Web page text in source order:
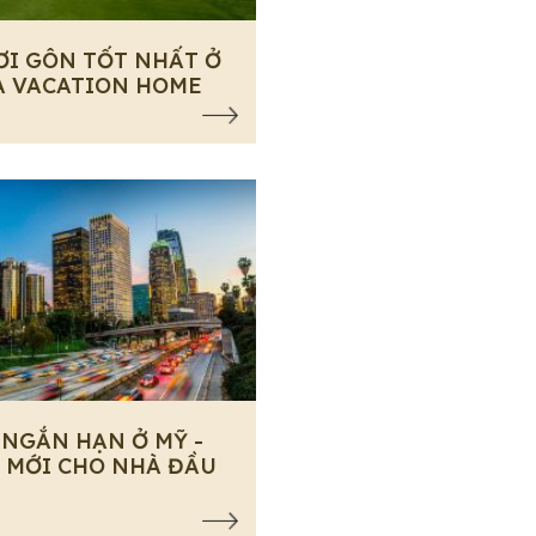
GÔN TỐT NHẤT Ở
VACATION HOME
HẠN Ở MỸ -
MỚI CHO NHÀ ĐẦU